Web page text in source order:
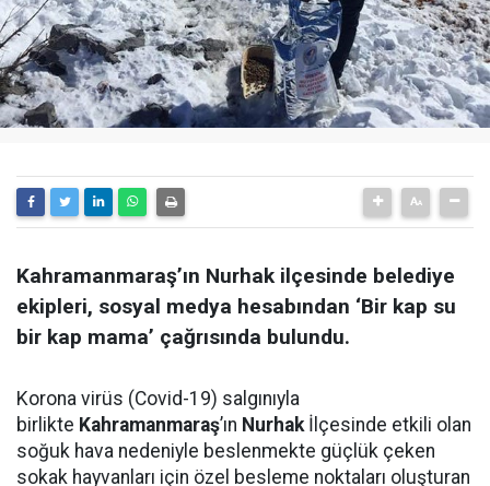
Kahramanmaraş’ın Nurhak ilçesinde belediye
ekipleri, sosyal medya hesabından ‘Bir kap su
bir kap mama’ çağrısında bulundu.
Korona virüs (Covid-19) salgınıyla
birlikte Kahramanmaraş’ın Nurhakİlçesinde etkili olan
soğuk hava nedeniyle beslenmekte güçlük çeken
sokak hayvanları için özel besleme noktaları oluşturan